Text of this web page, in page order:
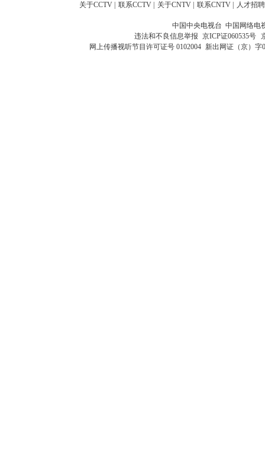
关于CCTV 联系CCTV 关于CNTV 联系CNTV 人才招聘
中国中央电视台 中国网络电
违法和不良信息举报 京ICP证060535号
网上传播视听节目许可证号 0102004 新出网证（京）